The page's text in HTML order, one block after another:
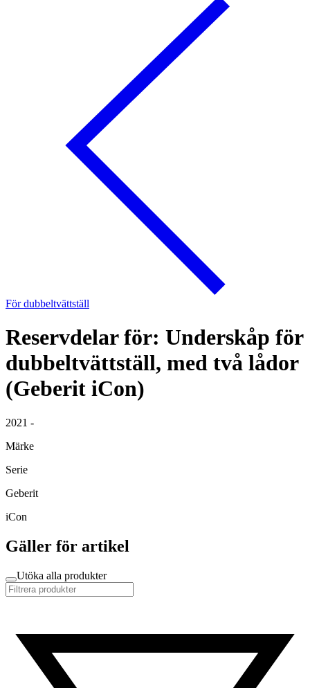
För dubbeltvättställ
Reservdelar för: Underskåp för
dubbeltvättställ, med två lådor
(Geberit iCon)
2021 -
Märke
Serie
Geberit
iCon
Gäller för artikel
Utöka alla produkter